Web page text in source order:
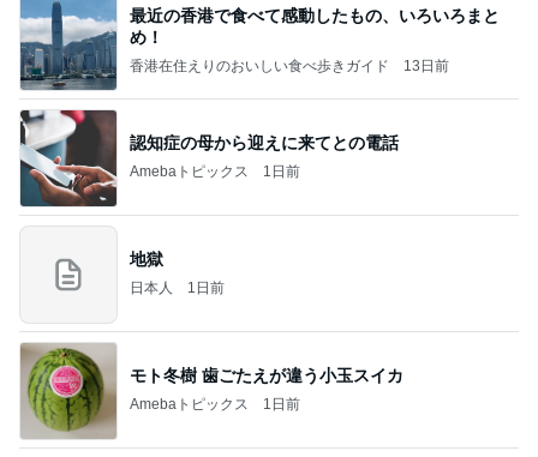
最近の香港で食べて感動したもの、いろいろまと
め！
香港在住えりのおいしい食べ歩きガイド 13日前
認知症の母から迎えに来てとの電話
Amebaトピックス 1日前
地獄
日本人 1日前
モト冬樹 歯ごたえが違う小玉スイカ
Amebaトピックス 1日前